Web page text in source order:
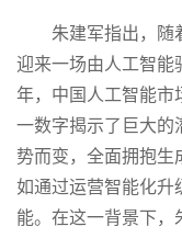
朱建军指出，随
迎来一场由人工智能
年，中国人工智能市
一数字揭示了巨大的
势而变，全面拥抱生
如通过运营智能化升
能。在这一背景下，